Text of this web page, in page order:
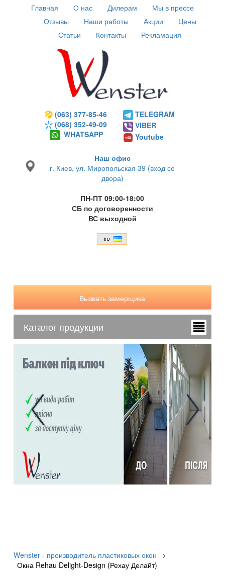
Главная О нас Дилерам
Мы в прессе
Отзывы
Наши работы Акции
Цены
Статьи
Контакты Рекламация
(063) 377-85-46
(068) 352-49-09
WHATSAPP
TELEGRAM
VIBER
Youtube
Наш офис
г. Киев, ул. Миропольская 39 (вход со
двора)
ПН-ПТ 09:00-18:00
СБ по договоренности
ВС выходной
Вызвать замерщика
Каталог продукции
Wenster - производитель пластиковых окон
>
Окна Rehau Delight-Design (Рехау Делайт)